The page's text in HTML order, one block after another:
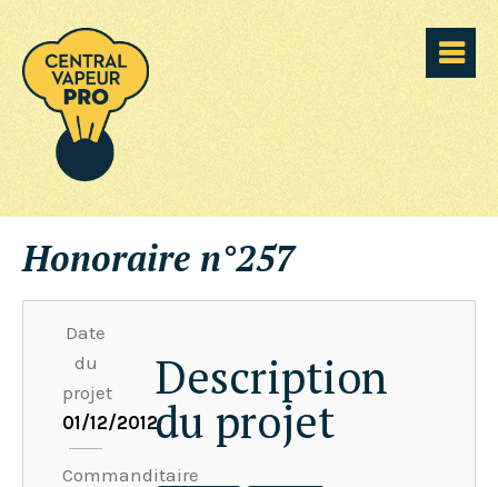
Honoraire n°257
Date
du
projet
01/12/2012
Commanditaire
Description
du projet